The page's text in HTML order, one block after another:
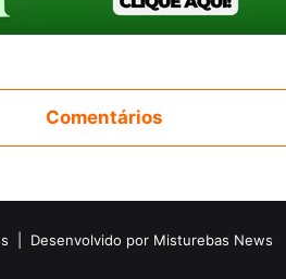
Comentários
| Desenvolvido por Misturebas News